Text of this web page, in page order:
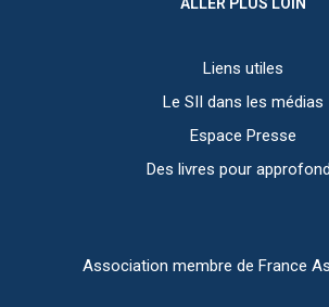
Liens utiles
Le SII dans les médias
Espace Presse
Des livres pour
Association membre de France